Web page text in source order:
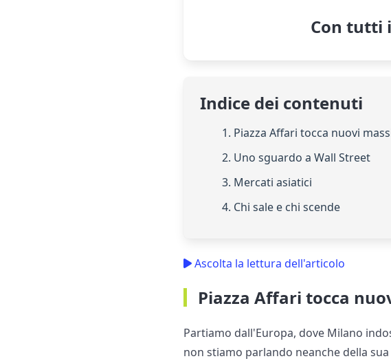
Con tutti
Indice dei contenuti
1. Piazza Affari tocca nuovi
2. Uno sguardo a Wall Street
3. Mercati asiatici
4. Chi sale e chi scende
Ascolta la lettura dell'articolo
Piazza Affari tocca
Partiamo dall'Europa, dove Milano
non stiamo parlando neanche della